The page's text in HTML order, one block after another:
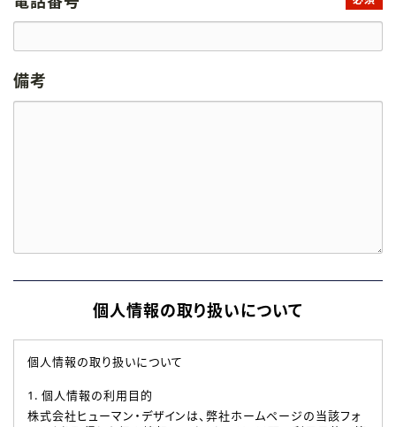
備考
個人情報の取り扱いについて
個人情報の取り扱いについて
1. 個人情報の利用目的
株式会社ヒューマン・デザインは、弊社ホームページの当該フォ